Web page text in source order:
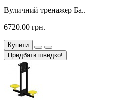
Вуличний тренажер Ба..
6720.00 грн.
Купити
Придбати швидко!